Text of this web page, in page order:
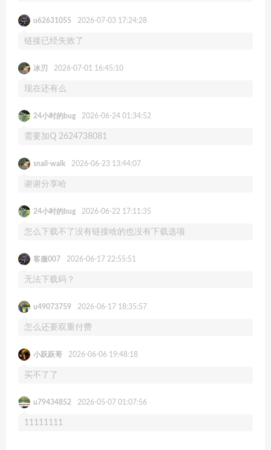
u62631055 2026-07-03 17:24:28
链接已经失效了
冰刃 2026-07-01 16:45:10
现在还有么
24小时的bug 2026-06-24 01:34:52
需要加Q 2624738081
snail-walk 2026-06-23 13:44:07
谢谢分享哈
24小时的bug 2026-06-22 17:11:35
怎么下载不了没有链接啥的也没有下载选项
客服007 2026-06-17 22:55:51
无法下载码？
u49073759 2026-06-17 18:35:57
怎么还要双重付费
小跃跃哥 2026-06-06 19:48:18
买不了了
u79434852 2026-05-07 01:07:56
11111111